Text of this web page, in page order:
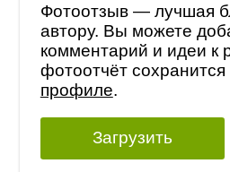
Фотоотзыв — лучшая
автору. Вы можете
комментарий и идеи к
фотоотчёт сохранится
профиле.
Загрузить